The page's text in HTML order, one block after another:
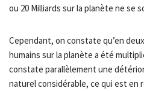
ou 20 Milliards sur la planète ne se
Cependant, on constate qu’en
humains sur la planète a été
constate parallèlement une
naturel considérable, ce qui est en